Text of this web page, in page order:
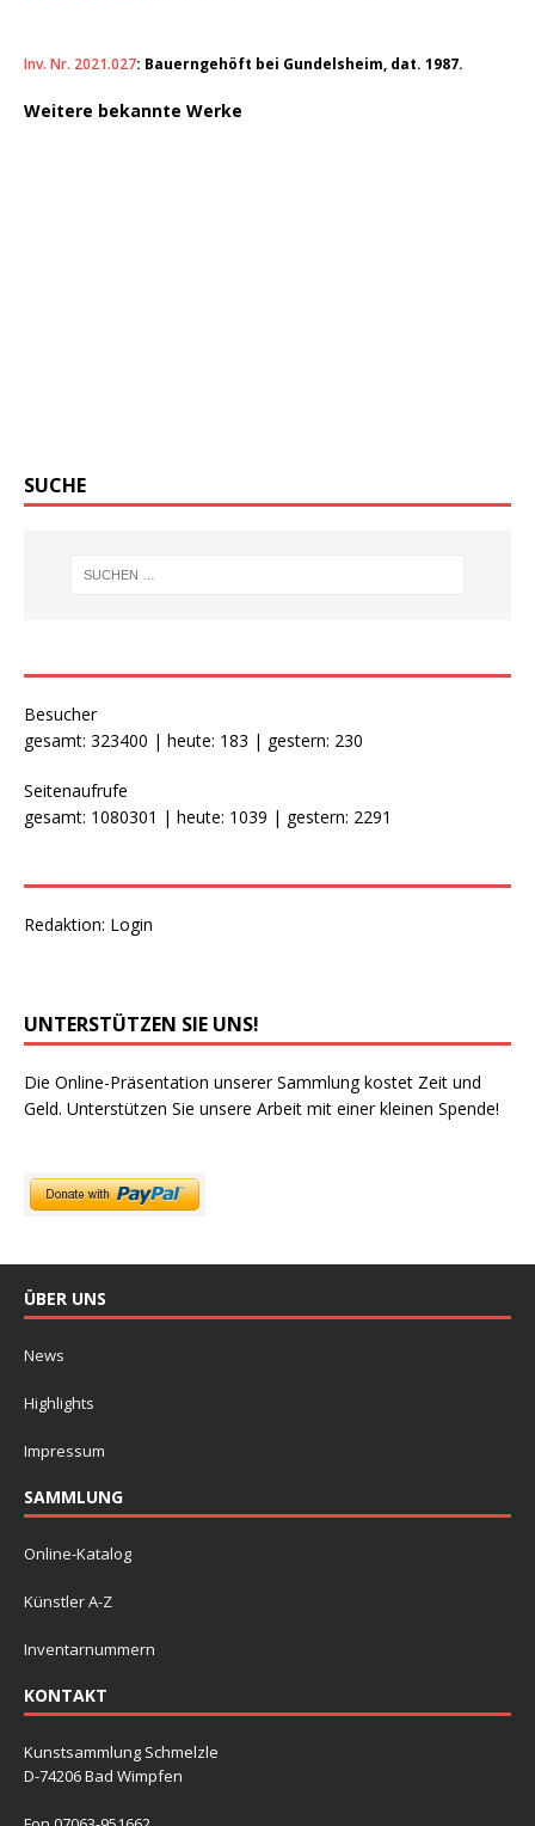
Inv. Nr. 2021.027: Bauerngehöft bei Gundelsheim, dat. 1987.
Weitere bekannte Werke
SUCHE
Besucher
gesamt: 323400 | heute: 183 | gestern: 230
Seitenaufrufe
gesamt: 1080301 | heute: 1039 | gestern: 2291
Redaktion: Login
UNTERSTÜTZEN SIE UNS!
Die Online-Präsentation unserer Sammlung kostet Zeit und
Geld. Unterstützen Sie unsere Arbeit mit einer kleinen Spende!
ÜBER UNS
News
Highlights
Impressum
SAMMLUNG
Online-Katalog
Künstler A-Z
Inventarnummern
KONTAKT
Kunstsammlung Schmelzle
D-74206 Bad Wimpfen